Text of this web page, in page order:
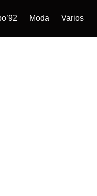
Moda Varios